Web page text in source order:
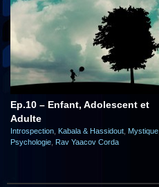
Ep.10 – Enfant, Adolescent et
Adulte
Introspection Kabala & Hassidout Mystique
Psychologie Rav Yaacov Corda